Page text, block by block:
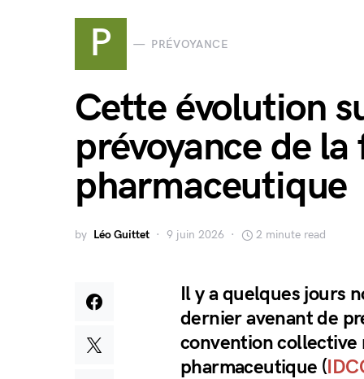
P PRÉVOYANCE
Cette évolution
prévoyance de
pharmaceutique
by Léo Guittet 9 juin 2026 2 minute read
Il y a quelques jours
dernier avenant de
convention collective
pharmaceutique (